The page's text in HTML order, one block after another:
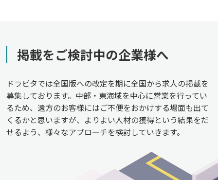
掲載をご検討中の企業様へ
ドラピタでは全国版への改定を期に全国から求人の掲載を
募集しております。中部・東海域を中心に営業を行ってい
るため、遠方のお客様にはご不便をおかけする場面も出て
くるかと思いますが、よりよい人材の獲得という結果をだ
せるよう、様々なアプローチを検討していきます。